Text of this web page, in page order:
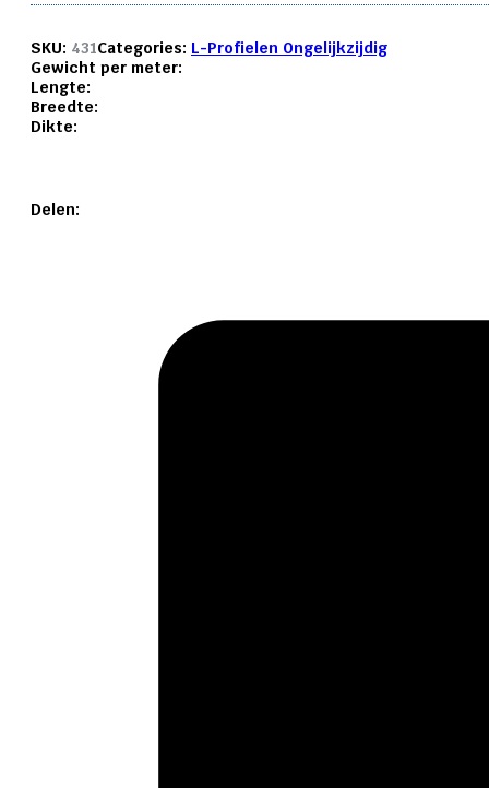
SKU: 431Categories: L-Profielen Ongelijkzijdig
Gewicht per meter:
Lengte:
Breedte:
Dikte:
Delen: